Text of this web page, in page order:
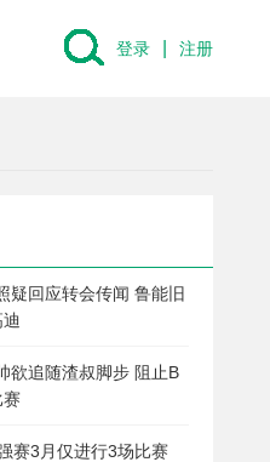
登录 注册
疑回应转会传闻 鲁能旧
欲追随渣叔脚步 阻止B
赛
赛3月仅进行3场比赛